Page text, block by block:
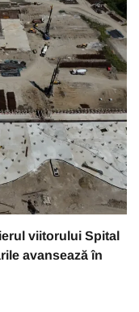
viitorului Spital
avansează în